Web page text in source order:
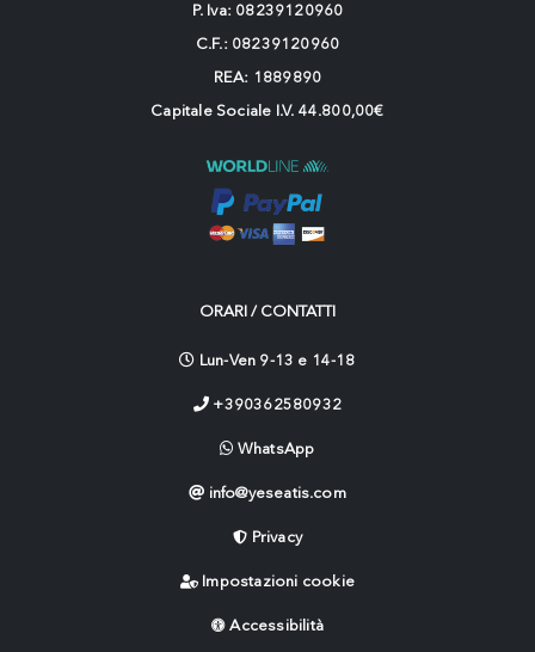
P. Iva: 08239120960
C.F.: 08239120960
REA: 1889890
Capitale Sociale I.V. 44.800,00€
ORARI / CONTATTI
Lun-Ven 9-13 e 14-18
+390362580932
WhatsApp
info@yeseatis.com
Privacy
Impostazioni cookie
Accessibilità